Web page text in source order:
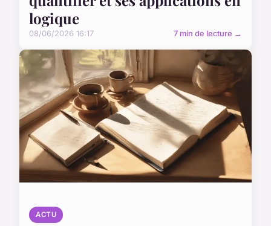
logique
08/06/2026 16:17 7 min de lecture →
ACTU